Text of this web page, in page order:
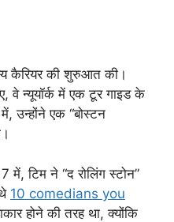
कैरियर की शुरुआत की।
वे न्यूयॉर्क में एक टूर गाइड के
उन्होंने एक “बोस्टन
टिम ने “द रोलिंग स्टोन”
10 comedians you
होने की तरह था, क्योंकि